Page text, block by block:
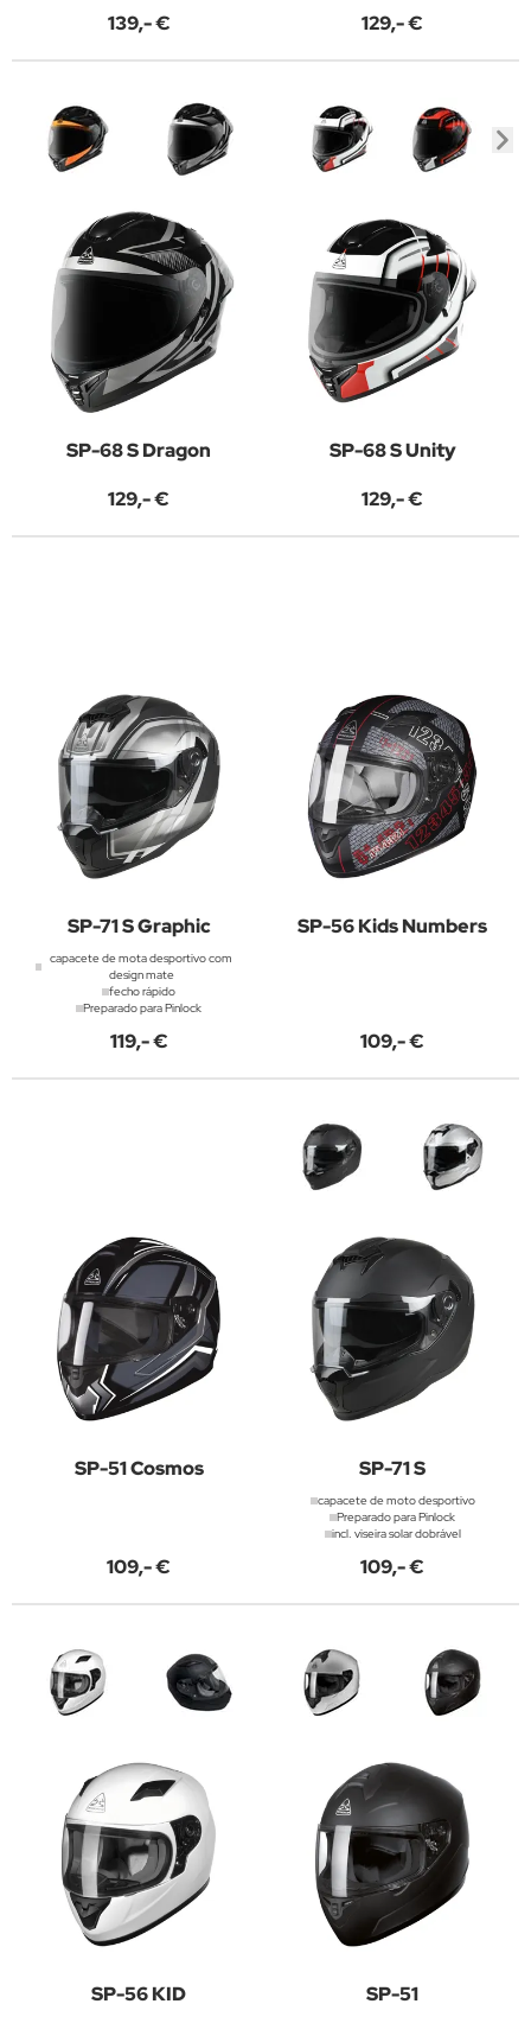
139,- €
129,- €
SP-68 S Dragon
129,- €
SP-68 S Unity
129,- €
SP-71 S Graphic
capacete de mota desportivo com
design mate
fecho rápido
Preparado para Pinlock
119,- €
SP-56 Kids Numbers
109,- €
SP-51 Cosmos
109,- €
SP-71 S
capacete de moto desportivo
Preparado para Pinlock
incl. viseira solar dobrável
109,- €
SP-56 KID SP-51